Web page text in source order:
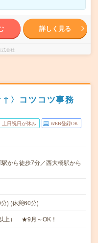
詳しく見る
式会社
〉コツコツ事務
土日祝日が休み WEB登録OK
から徒歩7分／西大橋駅から
) (休憩60分)
上） ★9月～OK！